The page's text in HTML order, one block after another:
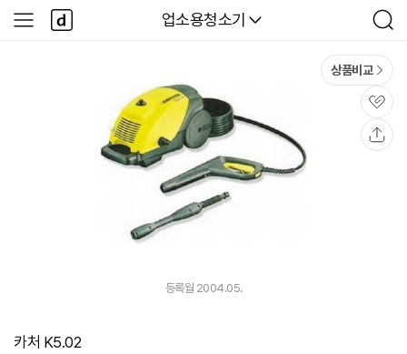
다나와
업소용청소기
검
색
사
이
다
나
와
상품비교
관
심
등록월 2004.05.
카처 K5.02